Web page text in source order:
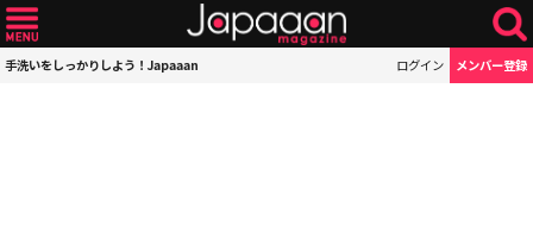
手洗いをしっかりしよう！Japaaan ログイン メンバー登録